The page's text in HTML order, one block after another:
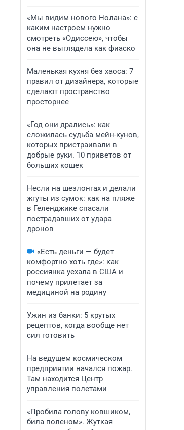
«Мы видим нового Нолана»: с
каким настроем нужно
смотреть «Одиссею», чтобы
она не выглядела как фиаско
Маленькая кухня без хаоса: 7
правил от дизайнера, которые
сделают пространство
просторнее
«Год они дрались»: как
сложилась судьба мейн-кунов,
которых пристраивали в
добрые руки. 10 приветов от
больших кошек
Несли на шезлонгах и делали
жгуты из сумок: как на пляже
в Геленджике спасали
пострадавших от удара
дронов
«Есть деньги — будет
комфортно хоть где»: как
россиянка уехала в США и
почему прилетает за
медициной на родину
Ужин из банки: 5 крутых
рецептов, когда вообще нет
сил готовить
На ведущем космическом
предприятии начался пожар.
Там находится Центр
управления полетами
«Пробила голову ковшиком,
била поленом». Жуткая